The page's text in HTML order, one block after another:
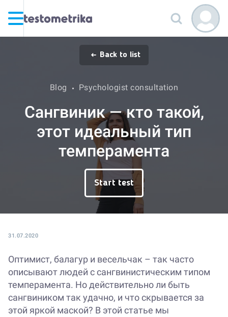
Back to list
Blog Psychologist consultation
Сангвиник — кто такой,
этот идеальный тип
темперамента
Start test
31.07.2020
Оптимист, балагур и весельчак – так часто
описывают людей с сангвинистическим типом
темперамента. Но действительно ли быть
сангвиником так удачно, и что скрывается за
этой яркой маской? В этой статье мы